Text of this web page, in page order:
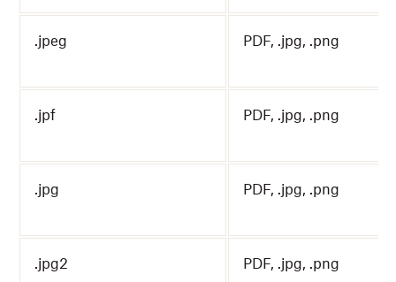
.jpeg PDF, .jpg, .png
.jpf PDF, .jpg, .png
.jpg PDF, .jpg, .png
.jpg2 PDF, .jpg, .png